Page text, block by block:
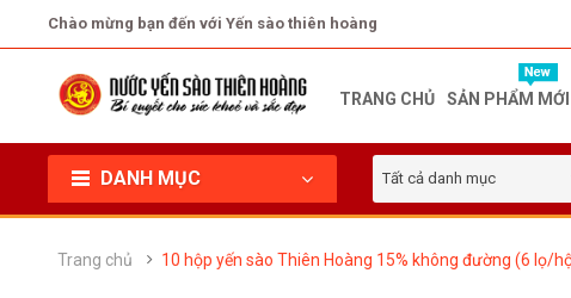
Chào mừng bạn đến với Yến sào thiên hoàng
TRANG CHỦ SẢN PHẨM MỚI
DANH MỤC Tất cả danh mục
Trang chủ 10 hộp yến sào Thiên Hoàng 15% không đường (6 lọ/